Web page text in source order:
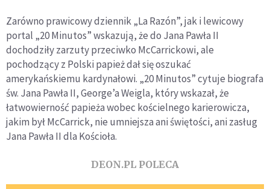
Zarówno prawicowy dziennik „La Razón”, jak i lewicowy
portal „20 Minutos” wskazują, że do Jana Pawła II
dochodziły zarzuty przeciwko McCarrickowi, ale
pochodzący z Polski papież dał się oszukać
amerykańskiemu kardynałowi. „20 Minutos” cytuje biografa
św. Jana Pawła II, George’a Weigla, który wskazał, że
łatwowierność papieża wobec kościelnego karierowicza,
jakim był McCarrick, nie umniejsza ani świętości, ani zasług
Jana Pawła II dla Kościoła.
DEON.PL POLECA